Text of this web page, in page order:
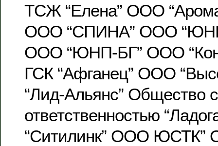
ТСЖ “Елена” ООО
ООО “СПИНА” ООО
ООО “ЮНП-БГ” ООО
ГСК “Афганец” ООО
“Лид-Альянс” Общество
ответственностью
“Ситилинк” ООО ЮСТК”